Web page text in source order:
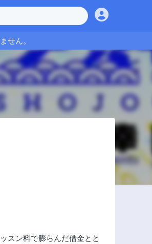
せん。
スン料で膨らんだ借金とと